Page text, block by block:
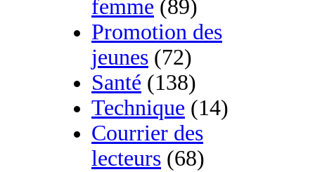
femme (89)
Promotion des
jeunes (72)
Santé (138)
Technique (14)
Courrier des
lecteurs (68)